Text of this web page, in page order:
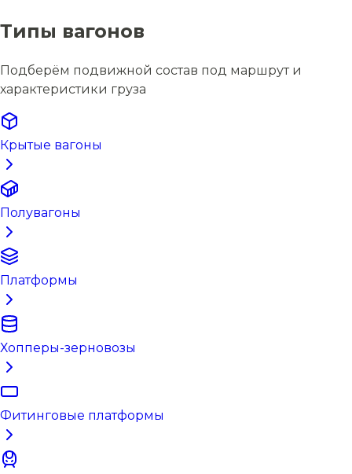
Типы вагонов
Подберём подвижной состав под маршрут и
характеристики груза
Крытые вагоны
Полувагоны
Платформы
Хопперы-зерновозы
Фитинговые платформы